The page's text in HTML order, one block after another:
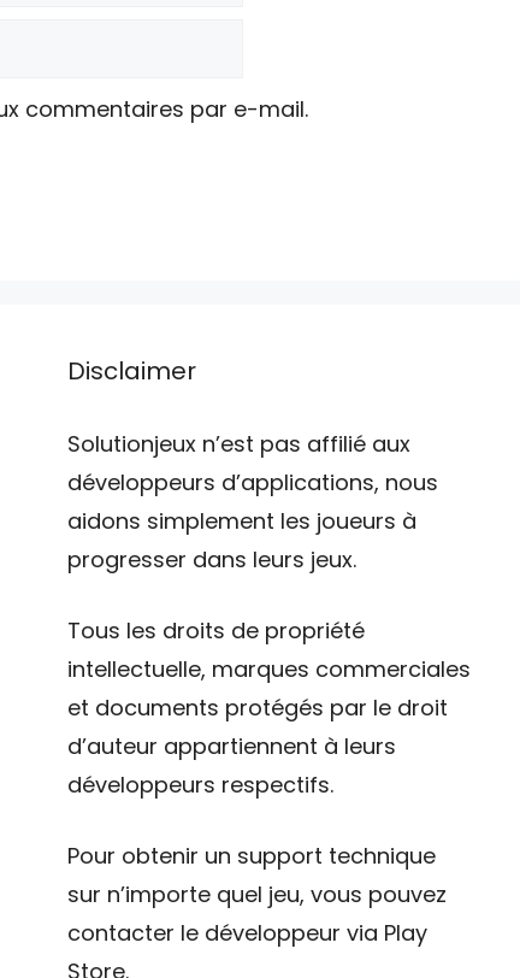
commentaires par e-mail.
Disclaimer
Solutionjeux n’est pas affilié aux
développeurs d’applications, nous
aidons simplement les joueurs à
progresser dans leurs jeux.
Tous les droits de propriété
intellectuelle, marques commerciales
et documents protégés par le droit
d’auteur appartiennent à leurs
développeurs respectifs.
Pour obtenir un support technique
sur n’importe quel jeu, vous pouvez
contacter le développeur via Play
Store.